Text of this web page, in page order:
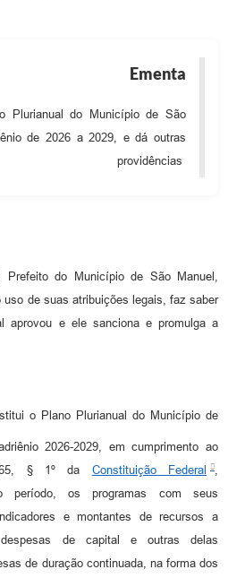
Ementa
Plurianual do Município de São
de 2026 a 2029, e dá outras
providências
, Prefeito do Município de São Manuel,
uso de suas atribuições legais, faz saber
aprovou e ele sanciona e promulga a
o Plano Plurianual do Município de
2026-2029, em cumprimento ao
§ 1º da Constituição Federal
período, os programas com seus
e montantes de recursos a
de capital e outras delas
de duração continuada, na forma dos